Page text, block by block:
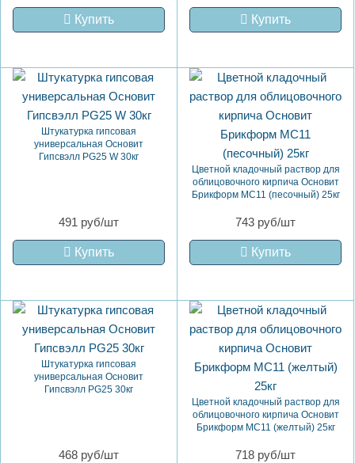
Купить Купить
Штукатурка гипсовая
универсальная Основит
Гипсвэлл PG25 W 30кг
491 руб/шт
Купить
Цветной кладочный раствор для
облицовочного кирпича Основит
Брикформ MC11 (песочный) 25кг
743 руб/шт
Купить
Штукатурка гипсовая
универсальная Основит
Гипсвэлл PG25 30кг
468 руб/шт
Цветной кладочный раствор для
облицовочного кирпича Основит
Брикформ MC11 (желтый) 25кг
718 руб/шт